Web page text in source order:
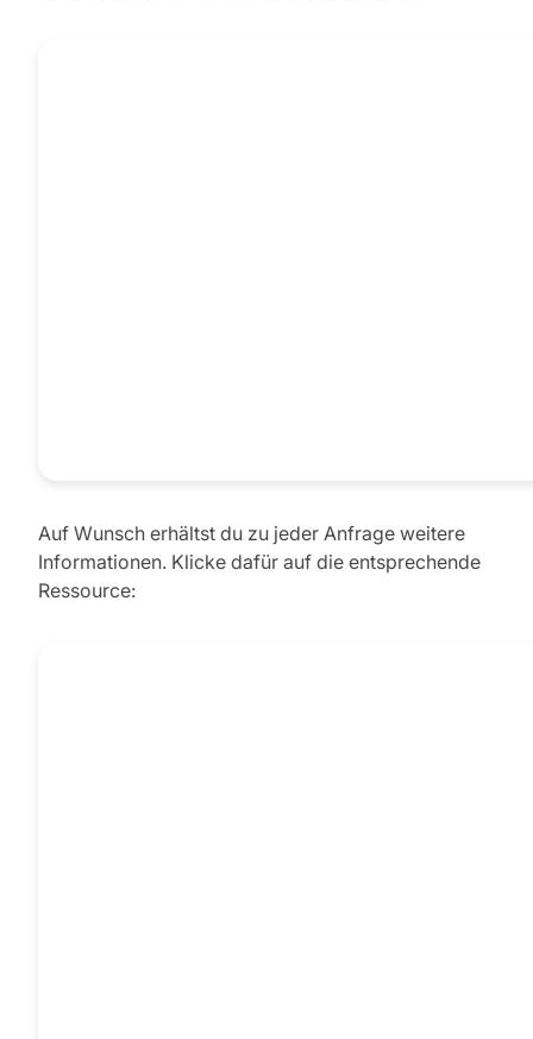
Auf Wunsch erhältst du zu jeder Anfrage weitere
Informationen. Klicke dafür auf die entsprechende
Ressource: